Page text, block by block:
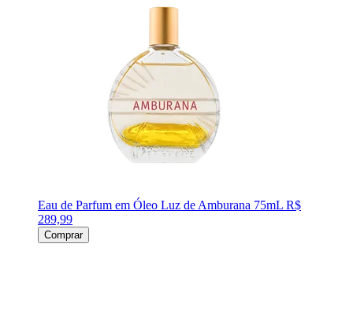
Eau de Parfum em Óleo Luz de Amburana 75mL R$
289,99
Comprar